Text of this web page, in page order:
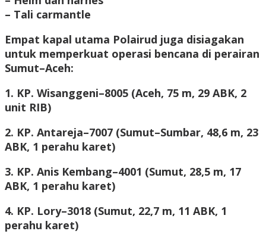
– Tali carmantle
Empat kapal utama Polairud juga disiagakan
untuk memperkuat operasi bencana di perairan
Sumut–Aceh:
1. KP. Wisanggeni–8005 (Aceh, 75 m, 29 ABK, 2
unit RIB)
2. KP. Antareja–7007 (Sumut–Sumbar, 48,6 m, 23
ABK, 1 perahu karet)
3. KP. Anis Kembang–4001 (Sumut, 28,5 m, 17
ABK, 1 perahu karet)
4. KP. Lory–3018 (Sumut, 22,7 m, 11 ABK, 1
perahu karet)